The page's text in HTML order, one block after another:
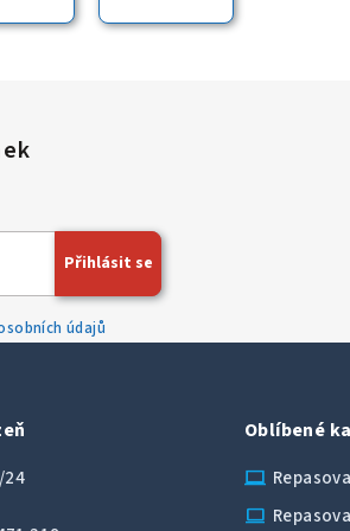
údajů
Přihlásit se
24
Oblíbené
laptop_chromebook
computer